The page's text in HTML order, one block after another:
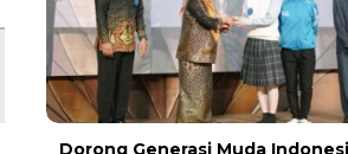
Dorong Generasi Muda